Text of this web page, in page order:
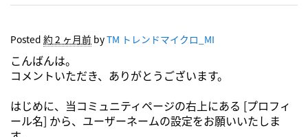
Posted 約 2 ヶ月前 byTM トレンドマイクロ_MI
こんばんは。
コメントいただき、ありがとうございます。
はじめに、当コミュニティページの右上にある [プロフィ
ール名] から、ユーザーネームの設定をお願いいたしま